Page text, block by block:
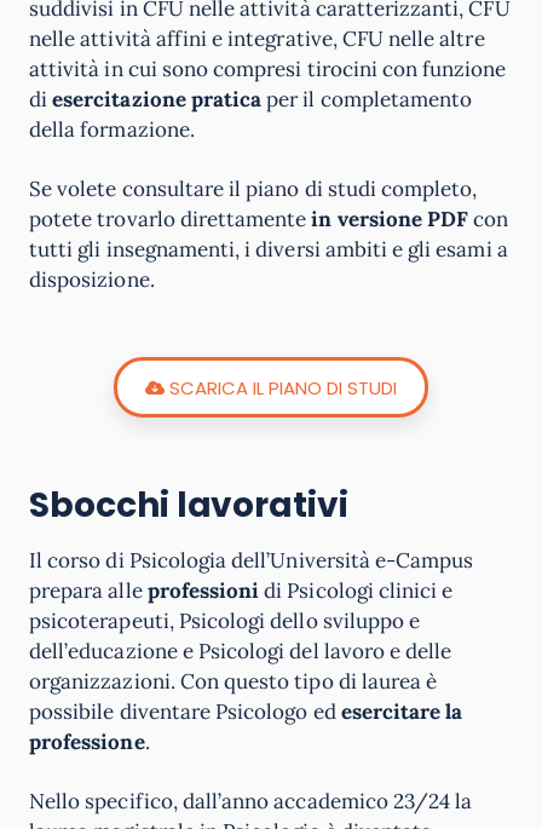
suddivisi in CFU nelle attività caratterizzanti, CFU
nelle attività affini e integrative, CFU nelle altre
attività in cui sono compresi tirocini con funzione
diesercitazione praticaper il completamento
della formazione.
Se volete consultare il piano di studi completo,
potete trovarlo direttamentein versione PDFcon
tutti gli insegnamenti, i diversi ambiti e gli esami a
disposizione.
SCARICA IL PIANO DI STUDI
Sbocchi lavorativi
Il corso di Psicologia dell’Università e-Campus
prepara alleprofessionidi Psicologi clinici e
psicoterapeuti, Psicologi dello sviluppo e
dell’educazione e Psicologi del lavoro e delle
organizzazioni. Con questo tipo di laurea è
possibile diventare Psicologo edesercitare la
professione.
Nello specifico, dall’anno accademico 23/24 la